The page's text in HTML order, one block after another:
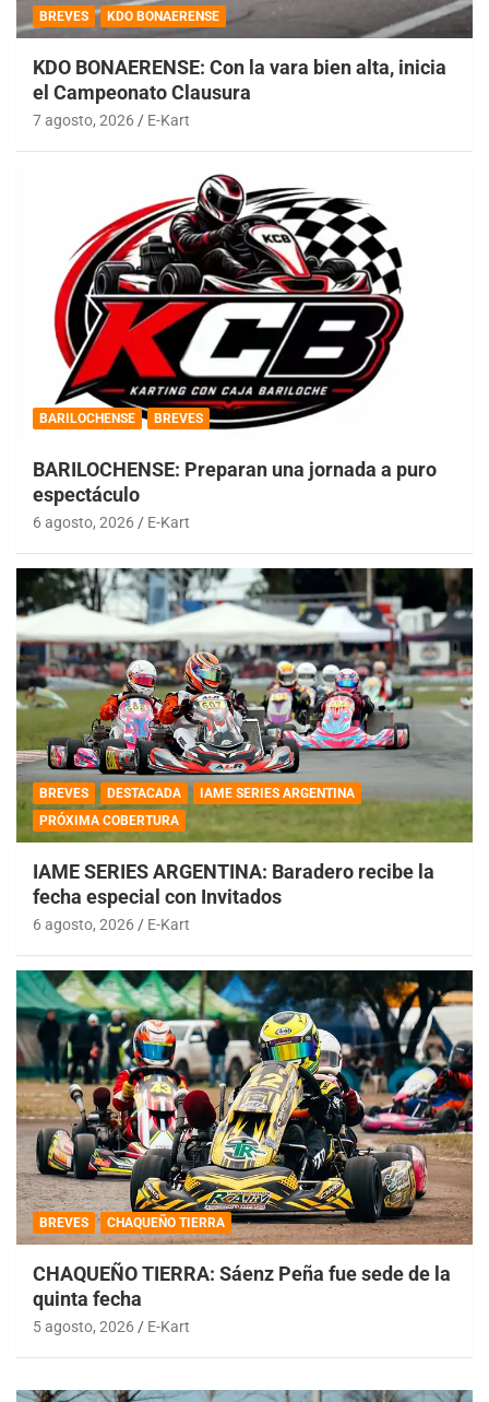
BREVES KDO BONAERENSE
KDO BONAERENSE: Con la vara bien alta, inicia
el Campeonato Clausura
7 agosto, 2026 E-Kart
BARILOCHENSE BREVES
BARILOCHENSE: Preparan una jornada a puro
espectáculo
6 agosto, 2026 E-Kart
BREVES DESTACADA
IAME SERIES ARGENTINA
PRÓXIMA COBERTURA
IAME SERIES ARGENTINA: Baradero recibe la
fecha especial con Invitados
6 agosto, 2026 E-Kart
BREVES CHAQUEÑO TIERRA
CHAQUEÑO TIERRA: Sáenz Peña fue sede de la
quinta fecha
5 agosto, 2026 E-Kart